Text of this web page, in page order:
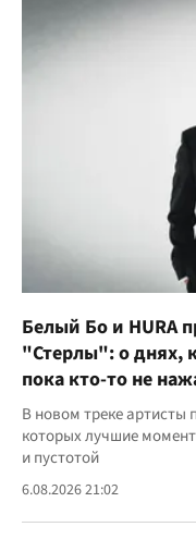
Белый Бо и HURA
"Стерлы": о днях,
пока кто-то не
В новом треке артисты
которых лучшие
и пустотой
6.08.2026 21:02